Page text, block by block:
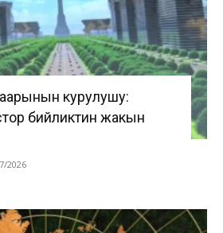
курулушу:
бийликтин жакын
2026